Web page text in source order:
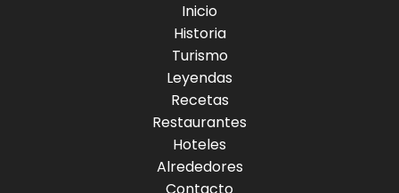
Inicio
Historia
Turismo
Leyendas
Recetas
Restaurantes
Hoteles
Alrededores